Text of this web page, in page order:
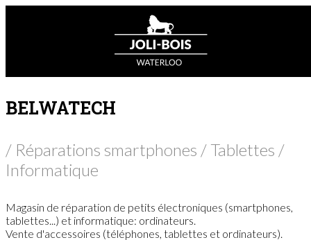
BELWATECH
/ Réparations smartphones / Tablettes /
Informatique
Magasin de réparation de petits électroniques (smartphones,
tablettes...) et informatique: ordinateurs.
Vente d'accessoires (téléphones, tablettes et ordinateurs).